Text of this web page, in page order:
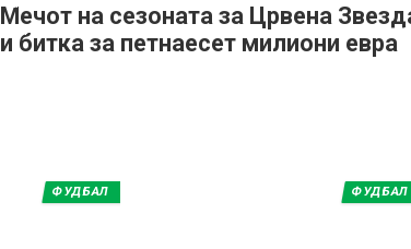
Мечот на сезоната за Црвена
и битка за петнаесет милиони евра
ФУДБАЛ ФУДБАЛ